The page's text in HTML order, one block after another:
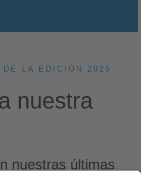
LA EDICIÓN 2025
nuestra
nuestras últimas